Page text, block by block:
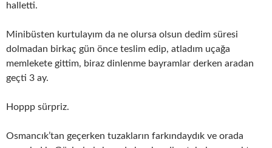
halletti.
Minibüsten kurtulayım da ne olursa olsun dedim süresi
dolmadan birkaç gün önce teslim edip, atladım uçağa
memlekete gittim, biraz dinlenme bayramlar derken aradan
geçti 3 ay.
Hoppp sürpriz.
Osmancık’tan geçerken tuzakların farkındaydık ve orada